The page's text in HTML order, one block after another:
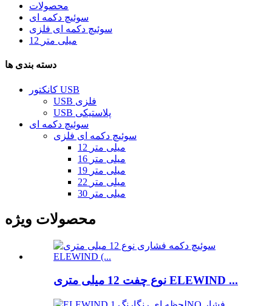
محصولات
سوئیچ دکمه ای
سوئیچ دکمه ای فلزی
12 میلی متر
دسته بندی ها
کانکتور USB
USB فلزی
USB پلاستیکی
سوئیچ دکمه ای
سوئیچ دکمه ای فلزی
12 میلی متر
16 میلی متر
19 میلی متر
22 میلی متر
30 میلی متر
محصولات ویژه
نوع چفت 12 میلی متری ELEWIND ...